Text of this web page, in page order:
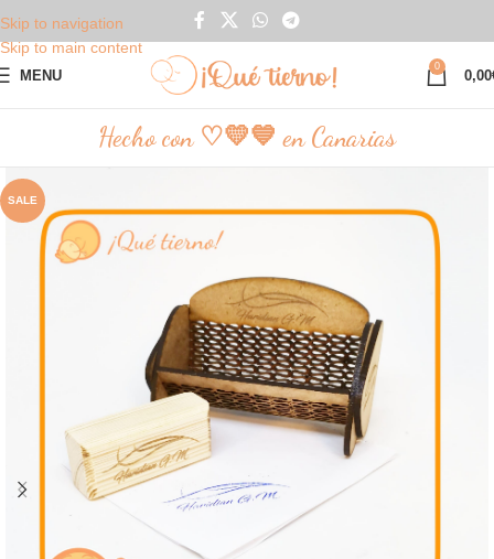
Skip to navigation
Skip to main content
MENU
0
0,00
Hecho con ♡💛💙 en Canarias
SALE